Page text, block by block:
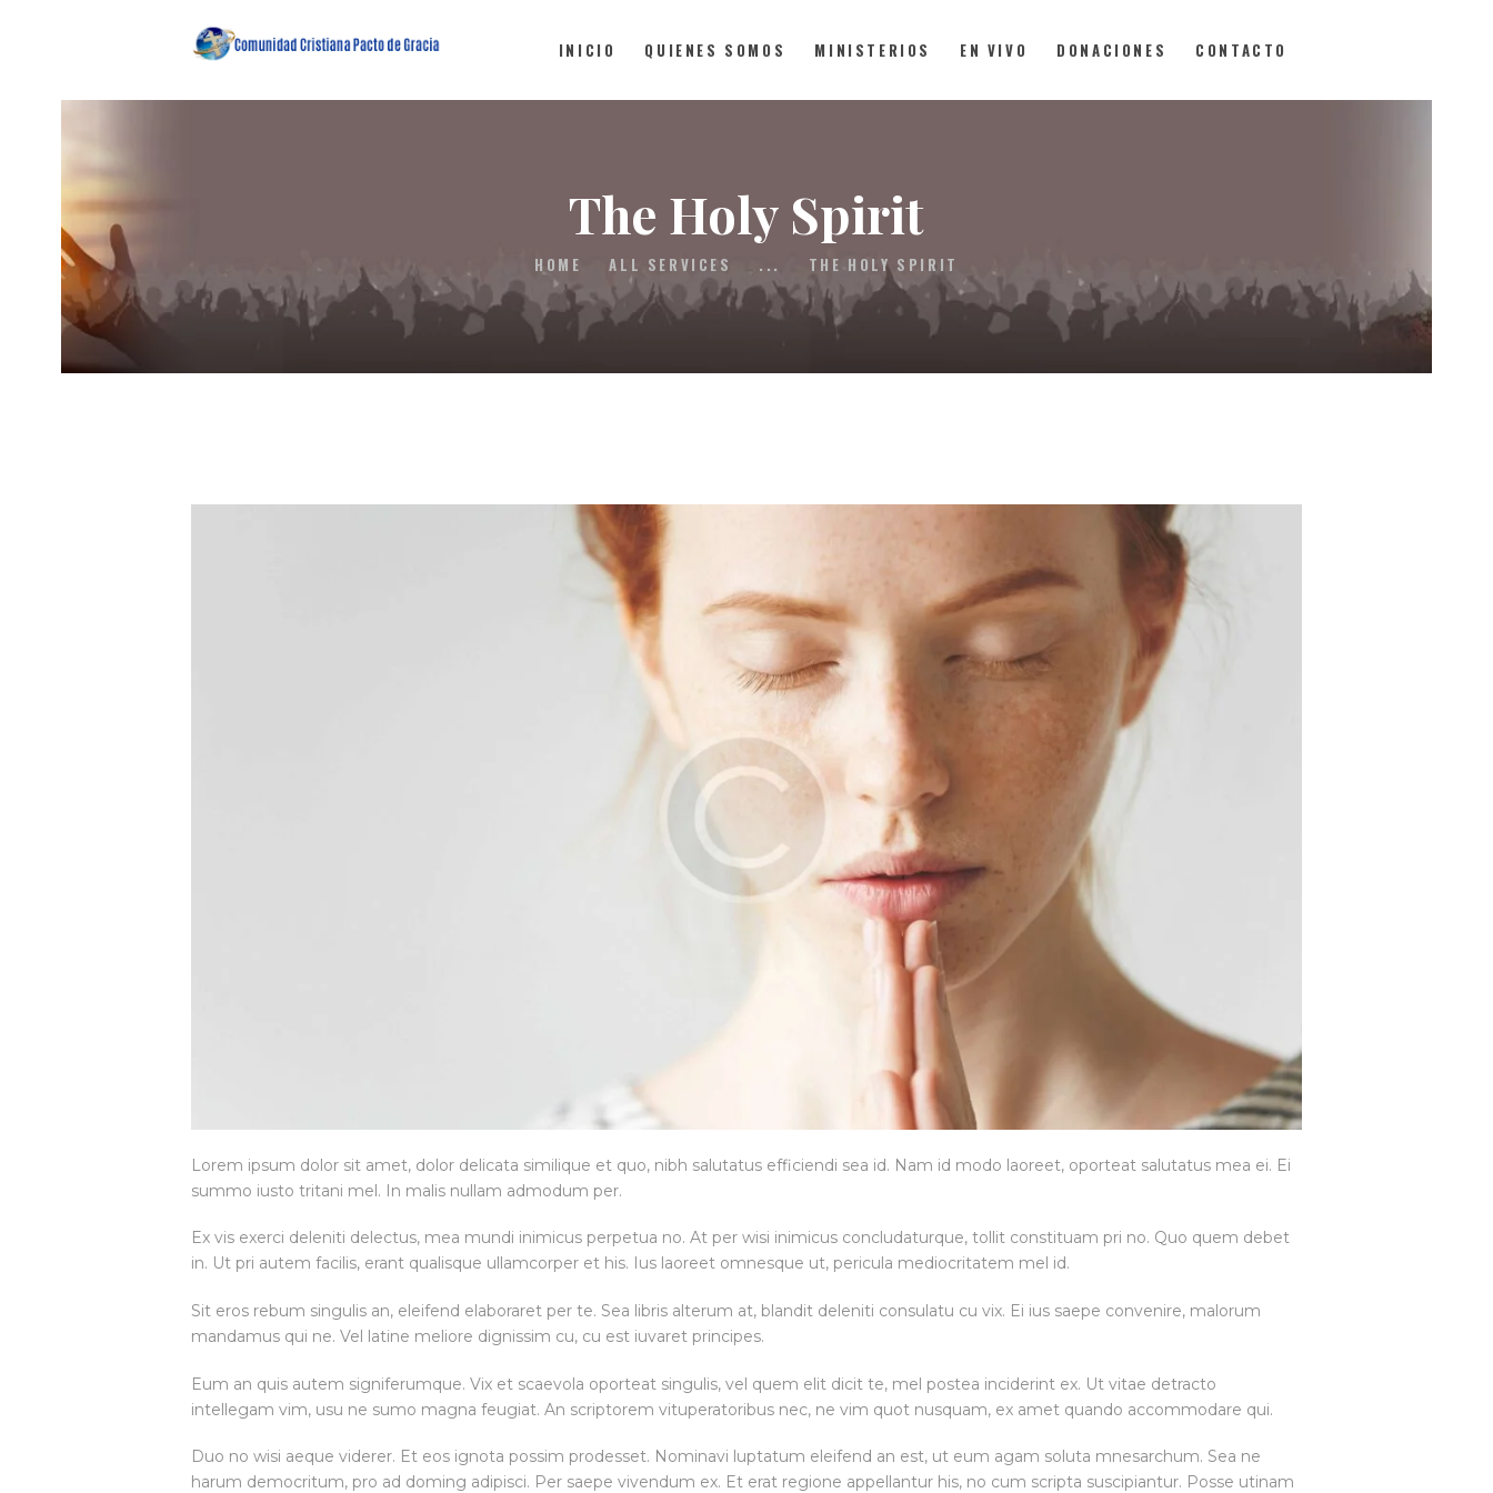
INICIO QUIENES SOMOS MINISTERIOS EN VIVO DONACIONES CONTACTO
The Holy Spirit
HOME ALL SERVICES ... THE HOLY SPIRIT
QUIENES SOMOS
MINISTERIOS
EN VIVO
Lorem ipsum dolor sit amet, dolor delicata similique et quo, nibh salutatus efficiendi sea id. Nam id modo laoreet, oporteat salutatus mea ei. Ei
summo iusto tritani mel. In malis nullam admodum per.
Ex vis exerci deleniti delectus, mea mundi inimicus perpetua no. At per wisi inimicus concludaturque, tollit constituam pri no. Quo quem debet
in. Ut pri autem facilis, erant qualisque ullamcorper et his. Ius laoreet omnesque ut, pericula mediocritatem mel id.
Sit eros rebum singulis an, eleifend elaboraret per te. Sea libris alterum at, blandit deleniti consulatu cu vix. Ei ius saepe convenire, malorum
mandamus qui ne. Vel latine meliore dignissim cu, cu est iuvaret principes.
Eum an quis autem signiferumque. Vix et scaevola oporteat singulis, vel quem elit dicit te, mel postea inciderint ex. Ut vitae detracto
intellegam vim, usu ne sumo magna feugiat. An scriptorem vituperatoribus nec, ne vim quot nusquam, ex amet quando accommodare qui.
Duo no wisi aeque viderer. Et eos ignota possim prodesset. Nominavi luptatum eleifend an est, ut eum agam soluta mnesarchum. Sea ne
harum democritum, pro ad doming adipisci. Per saepe vivendum ex. Et erat regione appellantur his, no cum scripta suscipiantur. Posse utinam